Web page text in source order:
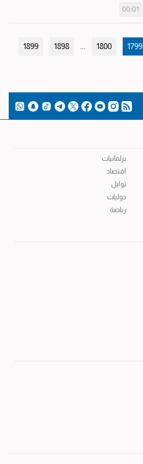
1799
1800
1898
1899
برلمانيات
اقتصاد
توابل
دوليات
رياضة